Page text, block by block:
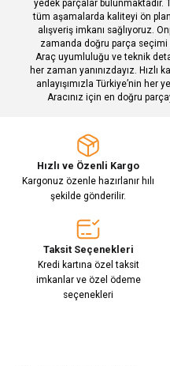
yedek parçalar
tüm aşamalarda kaliteyi ön
alışveriş imkanı sağlıyoruz.
zamanda doğru parça
Araç uyumluluğu ve teknik
her zaman yanınızdayız.
anlayışımızla Türkiye’nin her
Aracınız için en doğru
Hızlı ve Özenli Kargo
Kargonuz özenle hazırlanır hılı
şekilde gönderilir.
Taksit Seçenekleri
Kredi kartına özel taksit
imkanlar ve özel ödeme
seçenekleri